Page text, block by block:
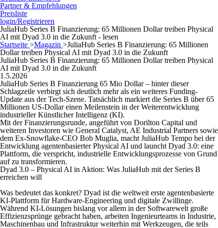
Partner & Empfehlungen
Preisliste
login/Registrieren
JuliaHub Series B Finanzierung: 65 Millionen Dollar treiben Physical
AI mit Dyad 3.0 in die Zukunft - lesen
Startseite >Magazin >JuliaHub Series B Finanzierung: 65 Millionen
Dollar treiben Physical AI mit Dyad 3.0 in die Zukunft
JuliaHub Series B Finanzierung: 65 Millionen Dollar treiben Physical
AI mit Dyad 3.0 in die Zukunft
1.5.2026
JuliaHub Series B Finanzierung 65 Mio Dollar – hinter dieser
Schlagzeile verbirgt sich deutlich mehr als ein weiteres Funding-
Update aus der Tech-Szene. Tatsächlich markiert die Series B über 65
Millionen US-Dollar einen Meilenstein in der Weiterentwicklung
industrieller Künstlicher Intelligenz (KI).
Mit der Finanzierungsrunde, angeführt von Dorilton Capital und
weiteren Investoren wie General Catalyst, AE Industrial Partners sowie
dem Ex-Snowflake-CEO Bob Muglia, macht JuliaHub Tempo bei der
Entwicklung agentenbasierter Physical AI und launcht Dyad 3.0: eine
Plattform, die verspricht, industrielle Entwicklungsprozesse von Grund
auf zu transformieren.
Dyad 3.0 – Physical AI in Aktion: Was JuliaHub mit der Series B
erreichen will
Was bedeutet das konkret? Dyad ist die weltweit erste agentenbasierte
KI-Plattform für Hardware-Engineering und digitale Zwillinge.
Während KI-Lösungen bislang vor allem in der Softwarewelt große
Effizienzsprünge gebracht haben, arbeiten Ingenieurteams in Industrie,
Maschinenbau und Infrastruktur weiterhin mit Werkzeugen, die teils